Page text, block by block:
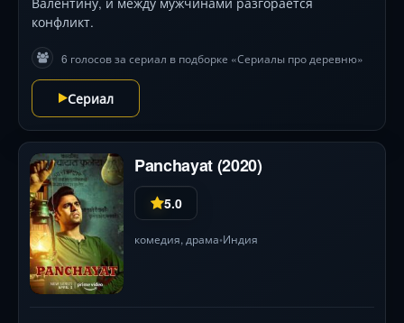
конфликт.
6 голосов за сериал в подборке «Сериалы про деревню»
Сериал
Panchayat (2020)
5.0
комедия, драма•Индия